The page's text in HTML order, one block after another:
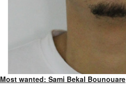
Most wanted: Sami Bekal Bounouare